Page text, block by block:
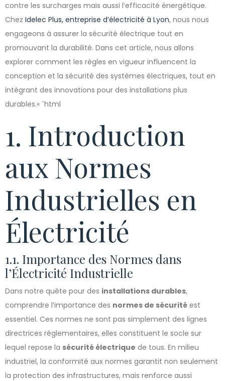
contre les surcharges mais aussi l’efficacité énergétique.
Chez Idelec Plus, entreprise d’électricité à Lyon, nous nous
engageons à assurer la sécurité électrique tout en
promouvant la durabilité. Dans cet article, nous allons
explorer comment les règles en vigueur influencent la
conception et la sécurité des systèmes électriques, tout en
intégrant des innovations pour des installations plus
durables.« `html
1. Introduction
aux Normes
Industrielles en
Électricité
1.1. Importance des Normes dans
l’Électricité Industrielle
Dans notre quête pour des installations durables,
comprendre l’importance des normes de sécurité est
essentiel. Ces normes ne sont pas simplement des lignes
directrices réglementaires, elles constituent le socle sur
lequel repose la sécurité électrique de tous. En milieu
industriel, la conformité aux normes garantit non seulement
la protection des infrastructures, mais renforce aussi